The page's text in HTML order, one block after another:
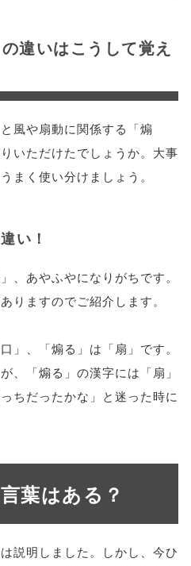
違いはこうして覚え
風や扇動に関係する「煽
いただけたでしょうか。大事
まく使い分けましょう。
い！
、あやふやになりがちです。
りますのでご紹介します。
」、「煽る」は「扇」です。
、「煽る」の漢字には「扇」
ちだったかな」と迷った時に
葉はある？
説明しました。しかし、今ひ